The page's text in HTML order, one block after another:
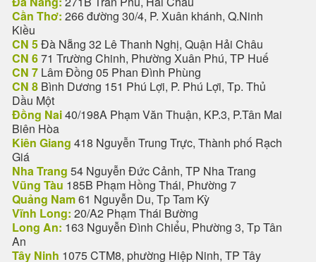
Cần Thơ: 266 đường 30/4, P. Xuân khánh, Q.Ninh
Kiều
CN 5Đà Nẵng 32 Lê Thanh Nghị, Quận Hải Châu
CN 671 Trường Chinh, Phường Xuân Phú, TP Huế
CN 7 Lâm Đồng 05 Phan Đình Phùng
CN 8 Bình Dương 151 Phú Lợi, P. Phú Lợi, Tp. Thủ
Dầu Một
Đồng Nai40/198A Phạm Văn Thuận, KP.3, P.Tân Mai
Biên Hòa
Kiên Giang 418 Nguyễn Trung Trực, Thành phố Rạch
Giá
Nha Trang 54 Nguyễn Đức Cảnh, TP Nha Trang
Vũng Tàu 185B Phạm Hồng Thái, Phường 7
Quảng Nam61 Nguyễn Du, Tp Tam Kỳ
Vĩnh Long: 20/A2 Phạm Thái Bường
Long An: 163 Nguyễn Đình Chiểu, Phường 3, Tp Tân
An
Tây Ninh 1075 CTM8, phường Hiệp Ninh, TP Tây